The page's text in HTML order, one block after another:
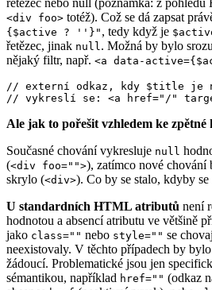
řetězec nebo null (poznámka: z
<div foo> totéž). Což se dá zapsat
{$active ? ''}" , tedy když je
řetězec, jinak null. Možná by bylo
nějaký filtr, např. <a data-
// externí odkaz, kdy $title je
Ale jak to pořešit vzhledem ke
Současné chování vykresluje null
(<div foo="">), zatímco nové chování
skrylo (<div>). Co by se stalo, kdyby
U standardních HTML atributů není
hodnotou a absencí atributu ve většině
jako class="" nebo style="" se
neexistovaly. V těchto případech by
žádoucí. Problematické jsou jen
sémantikou, například href="" (odkaz